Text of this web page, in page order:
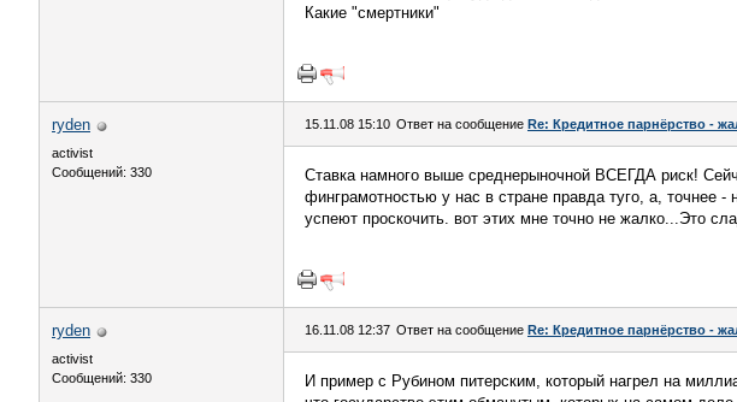
Какие "смертники"
ryden
activist
Сообщений: 330
15.11.08 15:10 Ответ на сообщение Re: Кредитное парнёрство -
Ставка намного выше среднерыночной ВСЕГДА риск!
финграмотностью у нас в стране правда туго, а, точнее
успеют проскочить. вот этих мне точно не жалко...Это
ryden
activist
Сообщений: 330
16.11.08 12:37 Ответ на сообщение Re: Кредитное парнёрство -
И пример с Рубином питерским, который нагрел на